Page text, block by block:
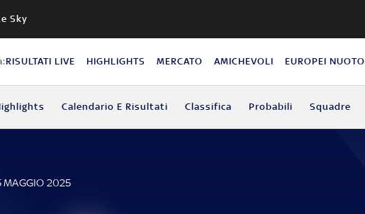
Sky
RISULTATI LIVE HIGHLIGHTS MERCATO AMICHEVOLI EUROPEI NUOTO
Calendario E Risultati Classifica Probabili Squadre
MAGGIO 2025